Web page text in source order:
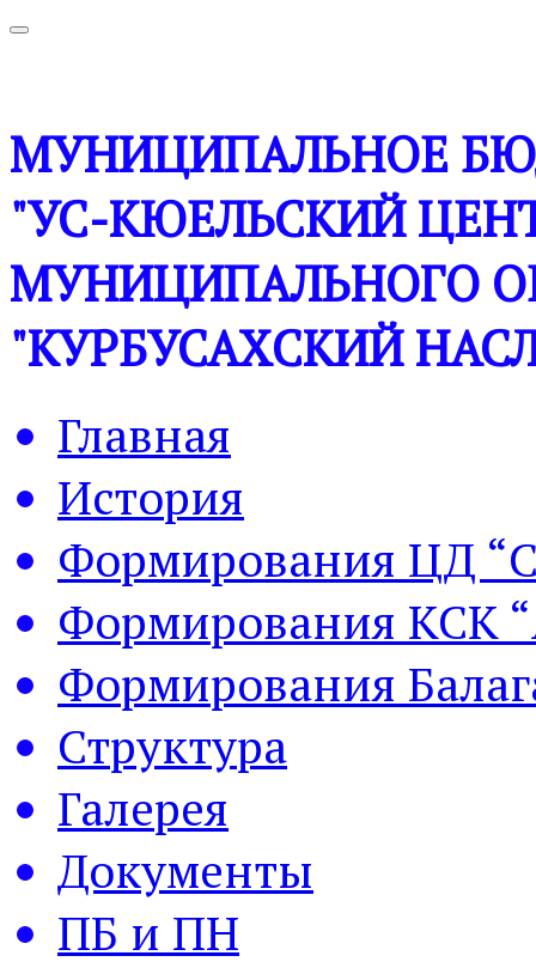
МУНИЦИПАЛЬНОЕ
"УС-КЮЕЛЬСКИЙ
МУНИЦИПАЛЬНОГО
"КУРБУСАХСКИЙ
Главная
История
Формирования ЦД
Формирования КСК
Формирования
Структура
Галерея
Документы
ПБ и ПН